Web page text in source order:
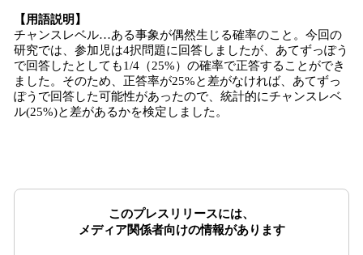
【用語説明】
チャンスレベル…ある事象が偶然生じる確率のこと。今回の
研究では、参加児は4択問題に回答しましたが、あてずっぽう
で回答したとしても1/4（25%）の確率で正答することができ
ました。そのため、正答率が25%と差がなければ、あてずっ
ぽうで回答した可能性があったので、統計的にチャンスレベ
ル(25%)と差があるかを検定しました。
このプレスリリースには、
メディア関係者向けの情報があります